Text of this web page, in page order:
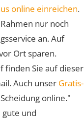
online einreichen.
nur noch
an. Auf
Ort sparen.
finden Sie auf dieser
Auch unser Gratis-
online."
und